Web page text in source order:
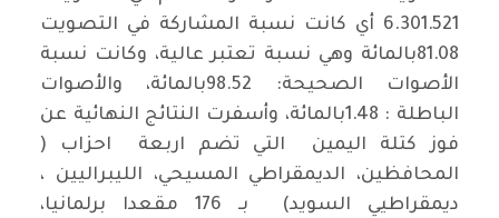
6.301.521 أي كانت نسبة المشاركة في التصويت
81.08بالمائة وهي نسبة تعتبر عالية، وكانت نسبة
الأصوات الصحيحة: 98.52بالمائة، والأصوات
الباطلة : 1.48بالمائة، وأسفرت النتائج النهائية عن
فوز كتلة اليمين التي تضم اربعة احزاب (
المحافظين، الديمقراطي المسيحي، الليبراليين ،
ديمقراطيي السويد) بـ 176 مقعدا برلمانيا،